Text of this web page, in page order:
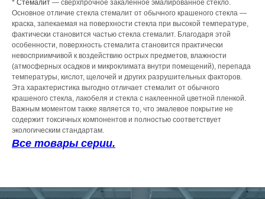
* Стемалит — сверхпрочное закаленное эмалированное стекло.
Основное отличие стекла стемалит от обычного крашеного стекла —
краска, запекаемая на поверхности стекла при высокой температуре,
фактически становится частью стекла стемалит. Благодаря этой
особенности, поверхность стемалита становится практически
невосприимчивой к воздействию острых предметов, влажности
(атмосферных осадков и микроклимата внутри помещений), перепада
температуры, кислот, щелочей и других разрушительных факторов.
Эта характеристика выгодно отличает стемалит от обычного
крашеного стекла, лакобеля и стекла с наклеенной цветной пленкой.
Важным моментом также является то, что эмалевое покрытие не
содержит токсичных компонентов и полностью соответствует
экологическим стандартам.
Все товары серии.